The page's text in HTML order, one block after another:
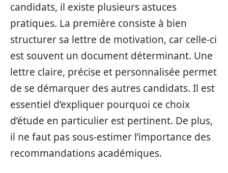
candidats, il existe plusieurs astuces
pratiques. La première consiste à bien
structurer sa lettre de motivation, car celle-ci
est souvent un document déterminant. Une
lettre claire, précise et personnalisée permet
de se démarquer des autres candidats. Il est
essentiel d’expliquer pourquoi ce choix
d’étude en particulier est pertinent. De plus,
il ne faut pas sous-estimer l’importance des
recommandations académiques.